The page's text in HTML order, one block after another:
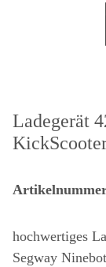
Ladegerät
hochwertiges
Segway